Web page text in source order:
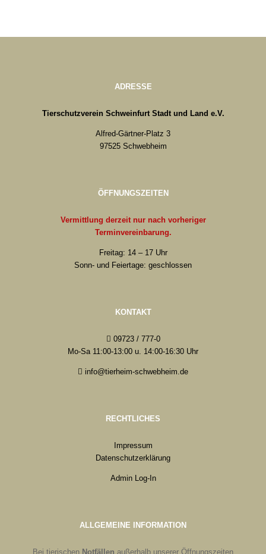
ADRESSE
Tierschutzverein Schweinfurt Stadt und Land e.V.
Alfred-Gärtner-Platz 3
97525 Schwebheim
ÖFFNUNGSZEITEN
Vermittlung derzeit nur nach vorheriger
Terminvereinbarung.
Freitag: 14 – 17 Uhr
Sonn- und Feiertage: geschlossen
KONTAKT
09723 / 777-0
Mo-Sa 11:00-13:00 u. 14:00-16:30 Uhr
info@tierheim-schwebheim.de
RECHTLICHES
Impressum
Datenschutzerklärung
Admin Log-In
ALLGEMEINE INFORMATION
Bei tierischen Notfällen außerhalb unserer Öffnungszeiten